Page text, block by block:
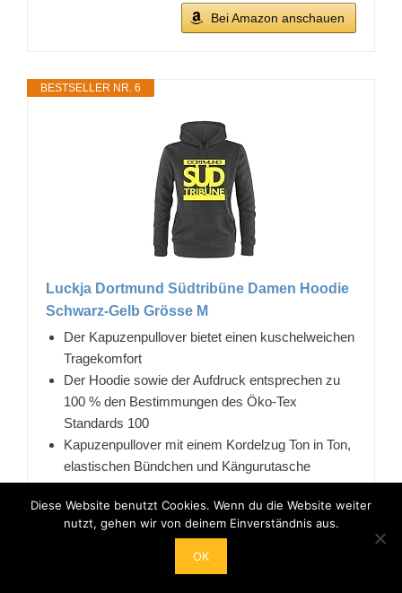
Bei Amazon anschauen
BESTSELLER NR. 6
Luckja Dortmund Südtribüne Damen Hoodie
Schwarz-Gelb Grösse M
Der Kapuzenpullover bietet einen kuschelweichen
Tragekomfort
Der Hoodie sowie der Aufdruck entsprechen zu
100 % den Bestimmungen des Öko-Tex
Standards 100
Kapuzenpullover mit einem Kordelzug Ton in Ton,
elastischen Bündchen und Kängurutasche
80 % Baumwolle / 20 % Polyester und 280 g/m²
Ab 60,00€ Versandkostenfrei
Bei Amazon anschauen
Diese Website benutzt Cookies. Wenn du die Website weiter
nutzt, gehen wir von deinem Einverständnis aus.
OK